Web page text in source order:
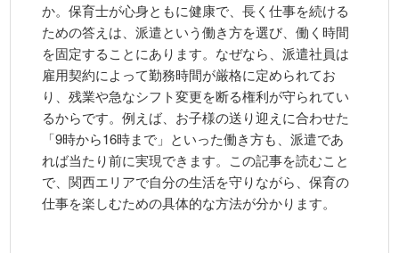
か。保育士が心身ともに健康で、長く仕事を続ける
ための答えは、派遣という働き方を選び、働く時間
を固定することにあります。なぜなら、派遣社員は
雇用契約によって勤務時間が厳格に定められてお
り、残業や急なシフト変更を断る権利が守られてい
るからです。例えば、お子様の送り迎えに合わせた
「9時から16時まで」といった働き方も、派遣であ
れば当たり前に実現できます。この記事を読むこと
で、関西エリアで自分の生活を守りながら、保育の
仕事を楽しむための具体的な方法が分かります。